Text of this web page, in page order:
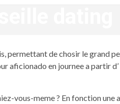
dating
permettant de chosir le grand
aficionado en journee a partir d’
vous-meme ? En fonction une